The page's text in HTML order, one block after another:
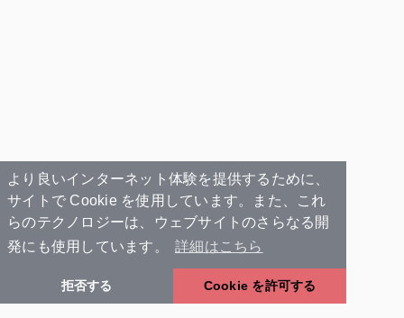
より良いインターネット体験を提供するために、
サイトで Cookie を使用しています。また、これ
らのテクノロジーは、ウェブサイトのさらなる開
発にも使用しています。
詳細はこちら
拒否する Cookie を許可する